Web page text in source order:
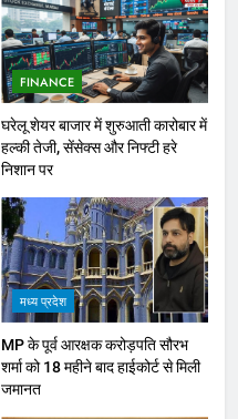
FINANCE
घरेलू शेयर बाजार में शुरुआती कारोबार में
हल्की तेजी, सेंसेक्स और निफ्टी हरे
निशान पर
मध्य प्रदेश
MP के पूर्व आरक्षक करोड़पति सौरभ
शर्मा को 18 महीने बाद हाईकोर्ट से मिली
जमानत